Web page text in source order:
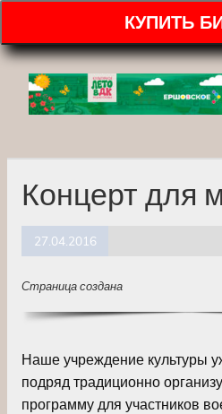
КУПИТЬ
Концерт для
27.04.2016
Страница создана
Наше учреждение культуры
подряд традиционно
программу для участников